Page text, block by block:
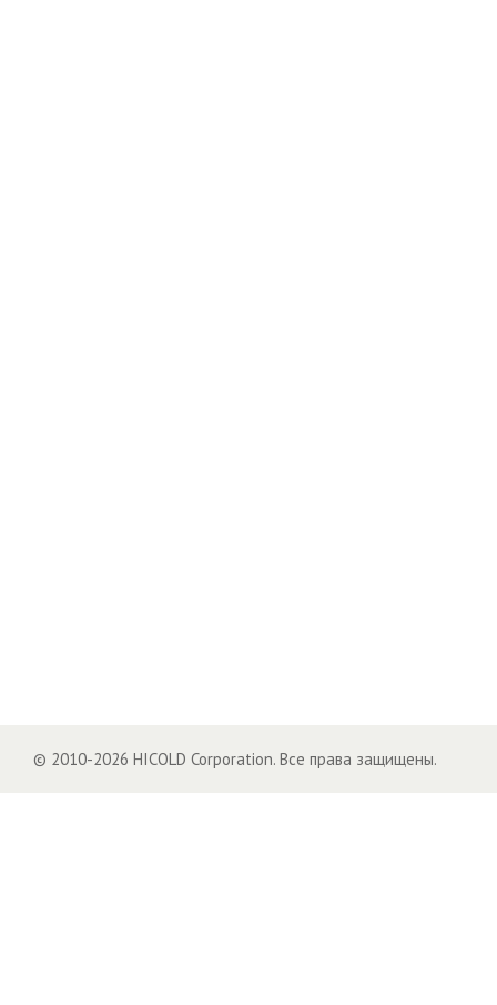
© 2010-2026 HICOLD Corporation. Все права защищены.